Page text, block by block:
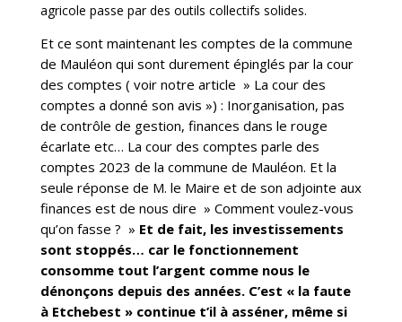
agricole passe par des outils collectifs solides.
Et ce sont maintenant les comptes de la commune
de Mauléon qui sont durement épinglés par la cour
des comptes ( voir notre article » La cour des
comptes a donné son avis ») : Inorganisation, pas
de contrôle de gestion, finances dans le rouge
écarlate etc… La cour des comptes parle des
comptes 2023 de la commune de Mauléon. Et la
seule réponse de M. le Maire et de son adjointe aux
finances est de nous dire » Comment voulez-vous
qu’on fasse ? » Et de fait, les investissements
sont stoppés… car le fonctionnement
consomme tout l’argent comme nous le
dénonçons depuis des années. C’est « la faute
à Etchebest » continue t’il à asséner, même si